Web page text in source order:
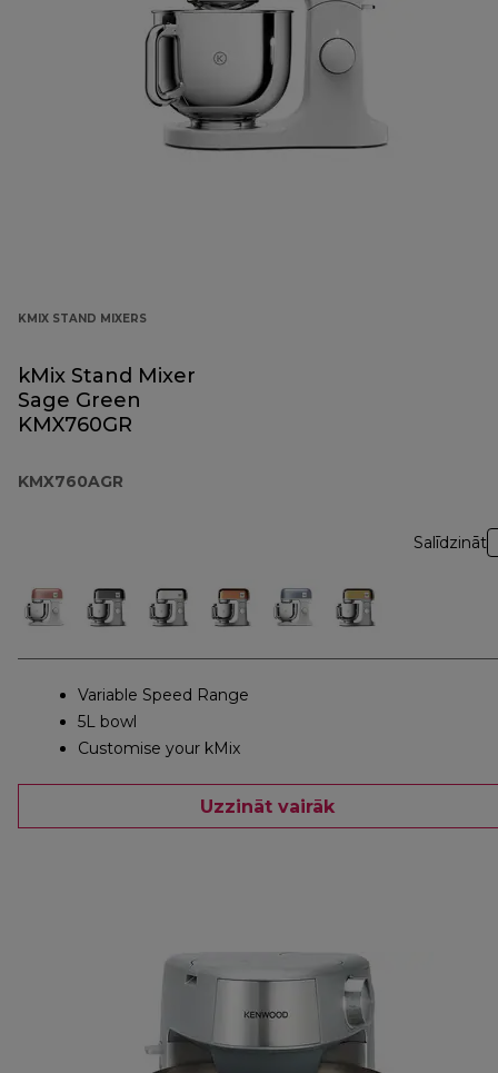
KMIX STAND MIXERS
kMix Stand Mixer
Sage Green
KMX760GR
KMX760AGR
Salīdzināt
Variable Speed Range
5L bowl
Customise your kMix
Uzzināt vairāk